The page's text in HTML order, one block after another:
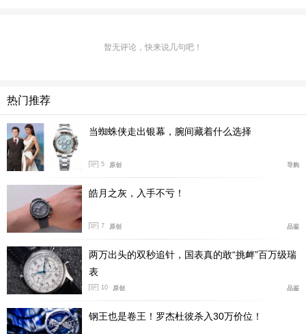
产品型号:PAM01232
国内公价:￥133100
机芯型号:P.900
表壳材质:Carbotech™碳纤维
防水深度:300米
表款详情：http://www.xbiao.com/panerai/89432/
腕表点评：日内瓦“钟表与奇迹”高级钟表展上，沛纳海也
推出了今年的新品44毫米潜行系列， 图上这款PAM0123
2，也是目前的44毫米尺寸的旗舰款，在材质上它应用了
暂无评论，快来说几句吧！
热门推荐
当蜘蛛侠走出银幕，腕间藏着什么选择
5 原创 导购
皓月之灰，入手不亏！
7 原创 品鉴
两万出头的双秒追针，国表真的敢“挑衅”百万级瑞
表
10 原创 品鉴
钢王也是卷王！罗杰杜彼杀入30万价位！